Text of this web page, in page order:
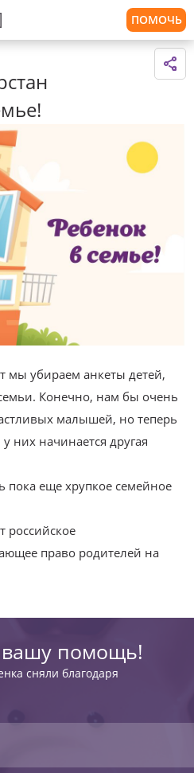
ПОМОЧЬ
мы убираем анкеты детей,
Конечно, нам бы очень
малышей, но теперь
них начинается другая
пока еще хрупкое семейное
российское
право родителей на
вашу помощь!
сняли благодаря